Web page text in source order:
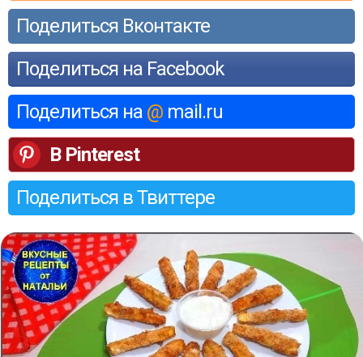
Поделиться Вконтакте
Поделиться на Facebook
Поделиться на @ mail.ru
В Pinterest
Поделиться в Твиттере